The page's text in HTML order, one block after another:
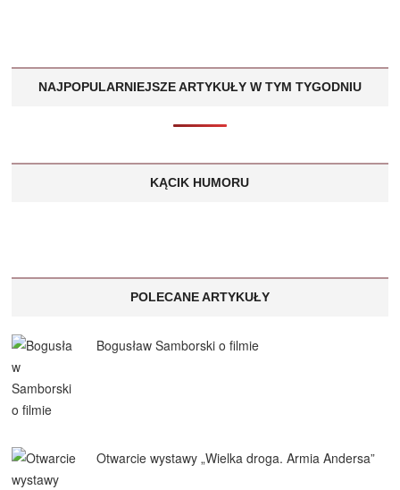
NAJPOPULARNIEJSZE ARTYKUŁY W TYM TYGODNIU
KĄCIK HUMORU
POLECANE ARTYKUŁY
Bogusław Samborski o filmie
Otwarcie wystawy „Wielka droga. Armia Andersa”